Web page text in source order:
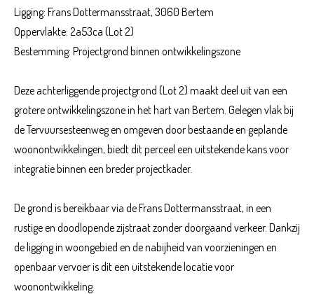
Ligging: Frans Dottermansstraat, 3060 Bertem
Oppervlakte: 2a53ca (Lot 2)
Bestemming: Projectgrond binnen ontwikkelingszone
Deze achterliggende projectgrond (Lot 2) maakt deel uit van een
grotere ontwikkelingszone in het hart van Bertem. Gelegen vlak bij
de Tervuursesteenweg en omgeven door bestaande en geplande
woonontwikkelingen, biedt dit perceel een uitstekende kans voor
integratie binnen een breder projectkader.
De grond is bereikbaar via de Frans Dottermansstraat, in een
rustige en doodlopende zijstraat zonder doorgaand verkeer. Dankzij
de ligging in woongebied en de nabijheid van voorzieningen en
openbaar vervoer is dit een uitstekende locatie voor
woonontwikkeling.